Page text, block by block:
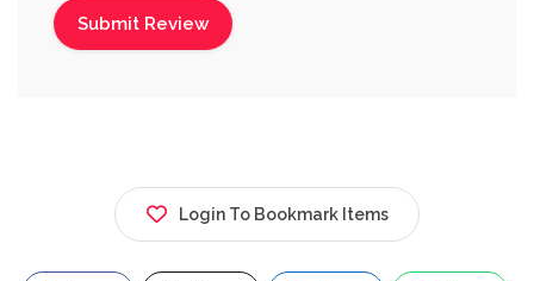
Login To Bookmark Items